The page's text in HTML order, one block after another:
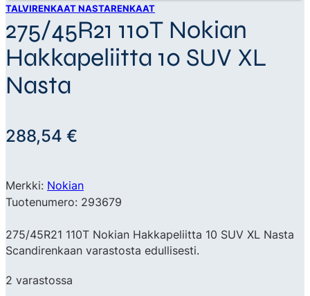
TALVIRENKAAT NASTARENKAAT
275/45R21 110T Nokian
Hakkapeliitta 10 SUV XL
Nasta
288,54 €
Merkki: Nokian
Tuotenumero: 293679
275/45R21 110T Nokian Hakkapeliitta 10 SUV XL Nasta
Scandirenkaan varastosta edullisesti.
2 varastossa